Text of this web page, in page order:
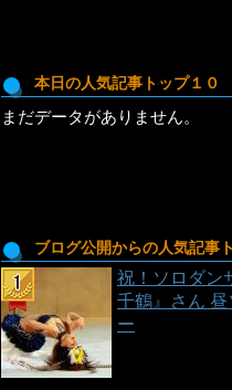
投
稿
一
本日の人気記事トップ１０
まだデータがありません。
ブログ公開からの人気記事
祝！ソロダン
千鶴』さん 昼
ー